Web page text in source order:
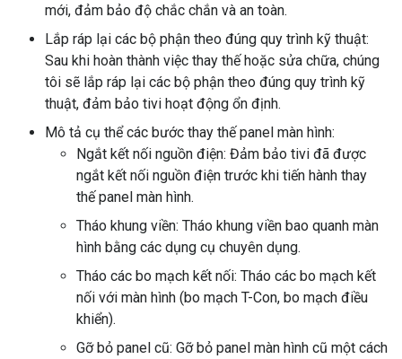
mới, đảm bảo độ chắc chắn và an toàn.
Lắp ráp lại các bộ phận theo đúng quy trình kỹ thuật:
Sau khi hoàn thành việc thay thế hoặc sửa chữa, chúng
tôi sẽ lắp ráp lại các bộ phận theo đúng quy trình kỹ
thuật, đảm bảo tivi hoạt động ổn định.
Mô tả cụ thể các bước thay thế panel màn hình:
Ngắt kết nối nguồn điện: Đảm bảo tivi đã được
ngắt kết nối nguồn điện trước khi tiến hành thay
thế panel màn hình.
Tháo khung viền: Tháo khung viền bao quanh màn
hình bằng các dụng cụ chuyên dụng.
Tháo các bo mạch kết nối: Tháo các bo mạch kết
nối với màn hình (bo mạch T-Con, bo mạch điều
khiển).
Gỡ bỏ panel cũ: Gỡ bỏ panel màn hình cũ một cách